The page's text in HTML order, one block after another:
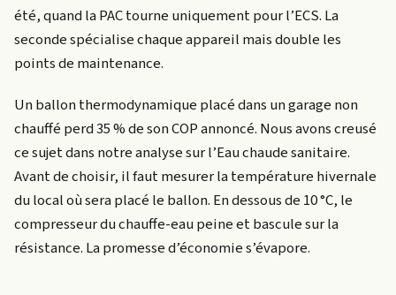
été, quand la PAC tourne uniquement pour l’ECS. La
seconde spécialise chaque appareil mais double les
points de maintenance.
Un ballon thermodynamique placé dans un garage non
chauffé perd 35 % de son COP annoncé. Nous avons creusé
ce sujet dans notre analyse sur l’Eau chaude sanitaire.
Avant de choisir, il faut mesurer la température hivernale
du local où sera placé le ballon. En dessous de 10 °C, le
compresseur du chauffe-eau peine et bascule sur la
résistance. La promesse d’économie s’évapore.